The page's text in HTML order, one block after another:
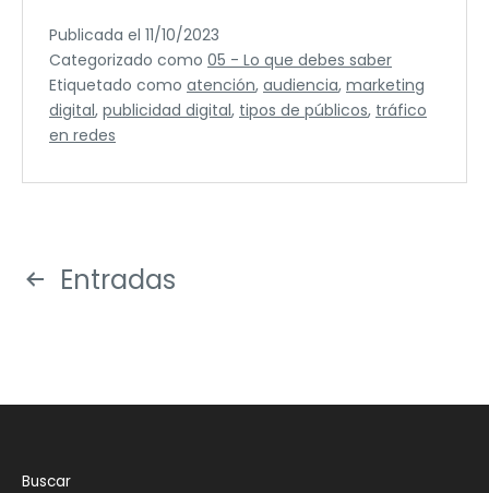
consciencia:
Descubre
cómo
dirigirte
tu
Publicada el 11/10/2023
Categorizado como 05 - Lo que debes saber
Etiquetado como atención, audiencia, marketing
digital, publicidad digital, tipos de públicos, tráfico
en redes
Navegación
Entradas
Buscar